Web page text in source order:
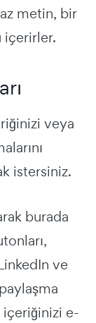
metin, bir
içerirler.
veya
istersiniz.
burada
ve
içeriğinizi e-